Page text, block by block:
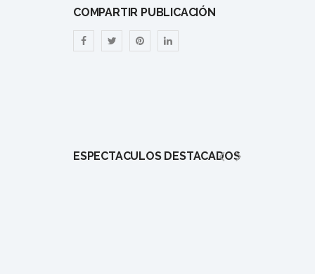
COMPARTIR PUBLICACIÓN
ESPECTÁCULOS DESTACADOS